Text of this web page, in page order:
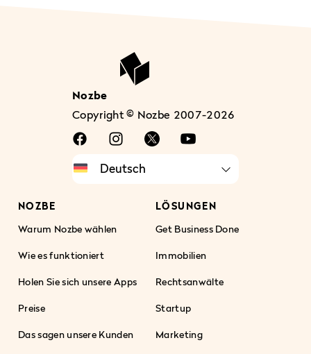
Nozbe
Copyright © Nozbe 2007-2026
NOZBE
Warum Nozbe wählen
Wie es funktioniert
Holen Sie sich unsere Apps
Preise
Das sagen unsere Kunden
LÖSUNGEN
Get Business Done
Immobilien
Rechtsanwälte
Startup
Marketing